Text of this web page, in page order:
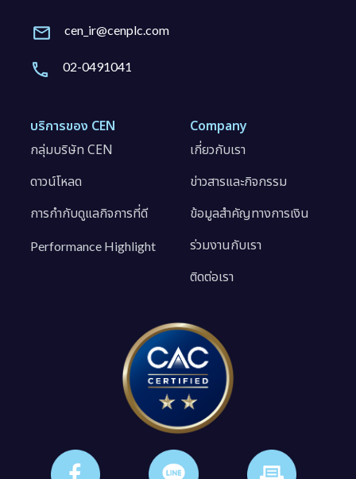
cen_ir@cenplc.com
02-0491041
บริการของ CEN
กลุ่มบริษัท CEN
ดาวน์โหลด
การกำกับดูแลกิจการที่ดี
Performance Highlight
Company
เกี่ยวกับเรา
ข่าวสารและกิจกรรม
ข้อมูลสำคัญทางการเงิน
ร่วมงานกับเรา
ติดต่อเรา